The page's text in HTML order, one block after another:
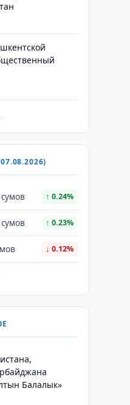
↑ 0.24%
↑ 0.23%
↓ 0.12%
Балалык»